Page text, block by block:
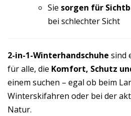
Sie sorgen für
bei schlechter Sicht
2-in-1-Winterhandschuhe sind
für alle, die Komfort, Schutz
einem suchen – egal ob beim
Winterskifahren oder bei der
Natur.